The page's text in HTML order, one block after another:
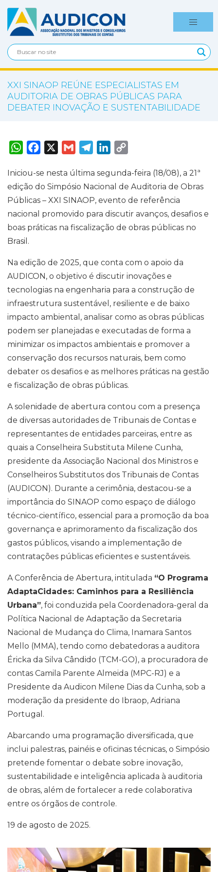
XXI SINAOP REÚNE ESPECIALISTAS EM
AUDITORIA DE OBRAS PÚBLICAS PARA
DEBATER INOVAÇÃO E SUSTENTABILIDADE
W
h
s
A
p
p
F
a
b
o
o
k
X
G
m
i
l
T
e
g
r
a
m
L
e
d
I
n
L
n
k
Iniciou-se nesta última segunda-feira (18/08), a 21ª
edição do Simpósio Nacional de Auditoria de Obras
Públicas – XXI SINAOP, evento de referência
nacional promovido para discutir avanços, desafios e
boas práticas na fiscalização de obras públicas no
Brasil.
Na edição de 2025, que conta com o apoio da
AUDICON, o objetivo é discutir inovações e
tecnologias na engenharia para a construção de
infraestrutura sustentável, resiliente e de baixo
impacto ambiental, analisar como as obras públicas
podem ser planejadas e executadas de forma a
minimizar os impactos ambientais e promover a
conservação dos recursos naturais, bem como
debater os desafios e as melhores práticas na gestão
e fiscalização de obras públicas.
A solenidade de abertura contou com a presença
de diversas autoridades de Tribunais de Contas e
representantes de entidades parceiras, entre as
quais a Conselheira Substituta Milene Cunha,
presidente da Associação Nacional dos Ministros e
Conselheiros Substitutos dos Tribunais de Contas
(AUDICON). Durante a cerimônia, destacou-se a
importância do SINAOP como espaço de diálogo
técnico-científico, essencial para a promoção da boa
governança e aprimoramento da fiscalização dos
gastos públicos, visando a implementação de
contratações públicas eficientes e sustentáveis.
A Conferência de Abertura, intitulada “O Programa
AdaptaCidades: Caminhos para a Resiliência
Urbana”, foi conduzida pela Coordenadora-geral da
Política Nacional de Adaptação da Secretaria
Nacional de Mudança do Clima, Inamara Santos
Mello (MMA), tendo como debatedoras a auditora
Éricka da Silva Cândido (TCM-GO), a procuradora de
contas Camila Parente Almeida (MPC-RJ) e a
Presidente da Audicon Milene Dias da Cunha, sob a
moderação da presidente do Ibraop, Adriana
Portugal.
Abarcando uma programação diversificada, que
inclui palestras, painéis e oficinas técnicas, o Simpósio
pretende fomentar o debate sobre inovação,
sustentabilidade e inteligência aplicada à auditoria
de obras, além de fortalecer a rede colaborativa
entre os órgãos de controle.
19 de agosto de 2025.